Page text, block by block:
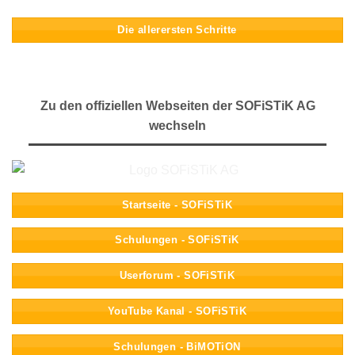
Die allerersten Schritte
Zu den offiziellen Webseiten der SOFiSTiK AG
wechseln
Startseite - SOFiSTiK
Schulungen - SOFiSTiK
Userforum - SOFiSTiK
YouTube Kanal - SOFiSTiK
Schulungen - BiMOTiON